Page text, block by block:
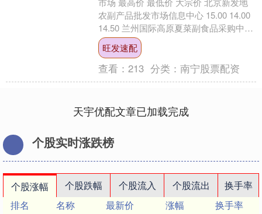
农副产品批发市场信息中心 15.00 14.00
14.50 兰州国际高原夏菜副食品采购中心
12.20 10.98 1....
旺发速配
查看：213 分类：南宁股票配资
天宇优配文章已加载完成
个股实时涨跌榜
个股涨幅 个股跌幅 个股流入 个股流出
换手率
排名
名称 最新价 涨幅
换手率